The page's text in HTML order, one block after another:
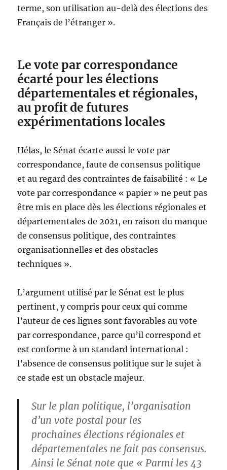
terme, son utilisation au-delà des élections des
Français de l’étranger ».
Le vote par correspondance
écarté pour les élections
départementales et régionales,
au profit de futures
expérimentations locales
Hélas, le Sénat écarte aussi le vote par
correspondance, faute de consensus politique
et au regard des contraintes de faisabilité : « Le
vote par correspondance « papier » ne peut pas
être mis en place dès les élections régionales et
départementales de 2021, en raison du manque
de consensus politique, des contraintes
organisationnelles et des obstacles
techniques ».
L’argument utilisé par le Sénat est le plus
pertinent, y compris pour ceux qui comme
l’auteur de ces lignes sont favorables au vote
par correspondance, parce qu’il correspond et
est conforme à un standard international :
l’absence de consensus politique sur le sujet à
ce stade est un obstacle majeur.
Sur le plan politique, l’organisation
d’un vote postal pour les
prochaines élections régionales et
départementales ne fait pas consensus.
Ainsi le Sénat note que « Parmi les 43